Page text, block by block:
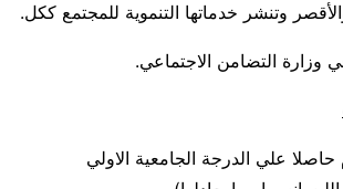
وتنشر خدماتها التنموية للمجتمع ككل.
وزارة التضامن الاجتماعي.
علي الدرجة الجامعية الاولي